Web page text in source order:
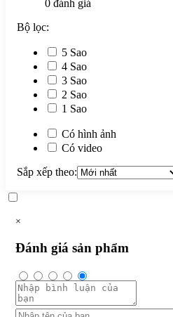
0 đánh giá
Bộ lọc:
5 Sao
4 Sao
3 Sao
2 Sao
1 Sao
Có hình ảnh
Có video
Sắp xếp theo:
×
Đánh giá sản phẩm